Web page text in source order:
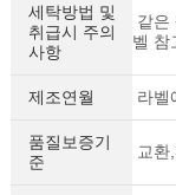
세탁방법 및
취급시 주의
사항
같은
벨 참
제조연월 라벨
품질보증기
준
교환